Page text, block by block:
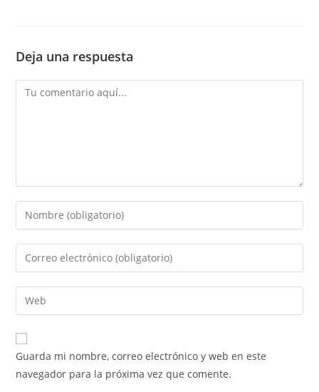
Deja una respuesta
Guarda mi nombre, correo electrónico y web en este
navegador para la próxima vez que comente.